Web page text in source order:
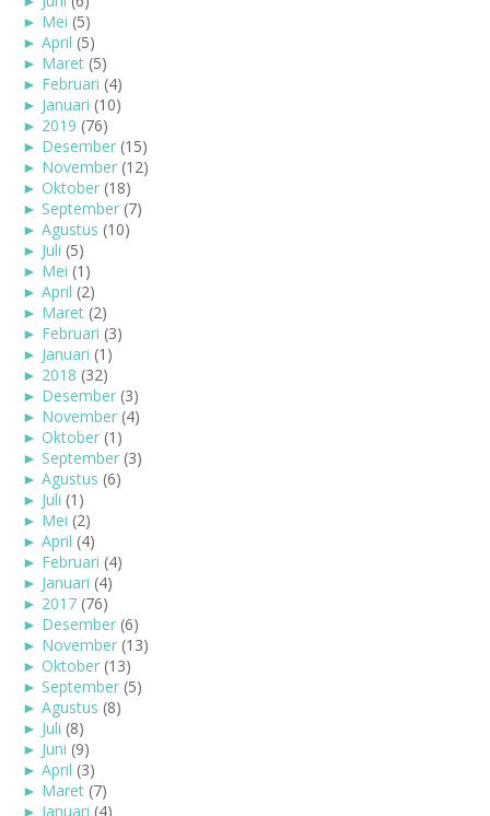
► Mei (5)
► April (5)
► Maret (5)
► Februari (4)
► Januari (10)
► 2019 (76)
► Desember (15)
► November (12)
► Oktober (18)
► September (7)
► Agustus (10)
► Juli (5)
► Mei (1)
► April (2)
► Maret (2)
► Februari (3)
► Januari (1)
► 2018 (32)
► Desember (3)
► November (4)
► Oktober (1)
► September (3)
► Agustus (6)
► Juli (1)
► Mei (2)
► April (4)
► Februari (4)
► Januari (4)
► 2017 (76)
► Desember (6)
► November (13)
► Oktober (13)
► September (5)
► Agustus (8)
► Juli (8)
► Juni (9)
► April (3)
► Maret (7)
► Januari (4)